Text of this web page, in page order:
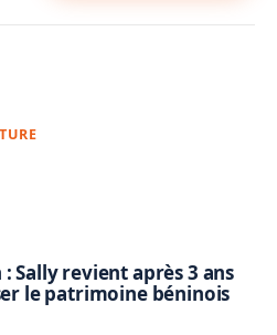
Sally revient après 3 ans
le patrimoine béninois